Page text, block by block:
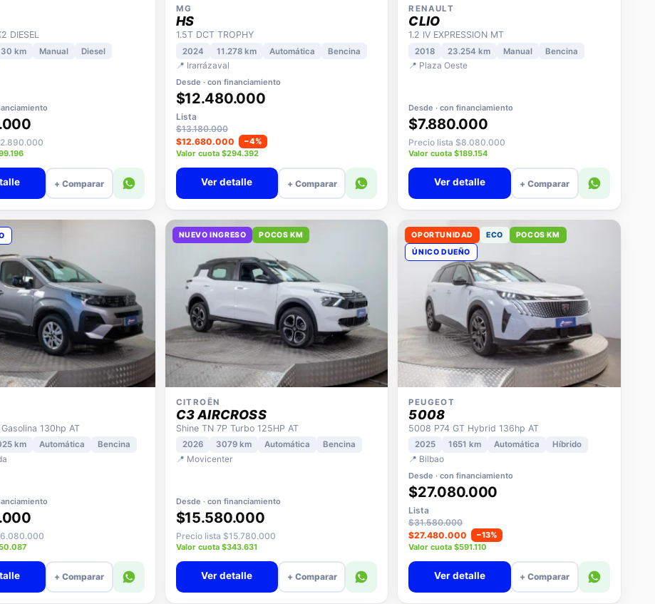
DIESEL
km Manual Diesel
+ Comparar
MG
HS
1.5T DCT TROPHY
2024 11.278 km Automática Bencina
📍 Irarrázaval
Desde · con financiamiento
$12.480.000
Lista
$13.180.000
$12.680.000
−4%
Valor cuota $294.392
Ver detalle + Comparar
RENAULT
CLIO
1.2 IV EXPRESSION MT
2018 23.254 km Manual Bencina
📍 Plaza Oeste
Desde · con financiamiento
$7.880.000
Precio lista $8.080.000
Valor cuota $189.154
Ver detalle + Comparar
Gasolina 130hp AT
km Automática Bencina
+ Comparar
NUEVO INGRESO POCOS KM
CITROËN
C3 AIRCROSS
Shine TN 7P Turbo 125HP AT
2026 3079 km Automática Bencina
📍 Movicenter
Desde · con financiamiento
$15.580.000
Precio lista $15.780.000
Valor cuota $343.631
Ver detalle + Comparar
OPORTUNIDAD ECO
POCOS KM
ÚNICO DUEÑO
PEUGEOT
5008
5008 P74 GT Hybrid 136hp AT
2025 1651 km Automática Híbrido
📍 Bilbao
Desde · con financiamiento
$27.080.000
Lista
$31.580.000
$27.480.000
−13%
Valor cuota $591.110
Ver detalle + Comparar